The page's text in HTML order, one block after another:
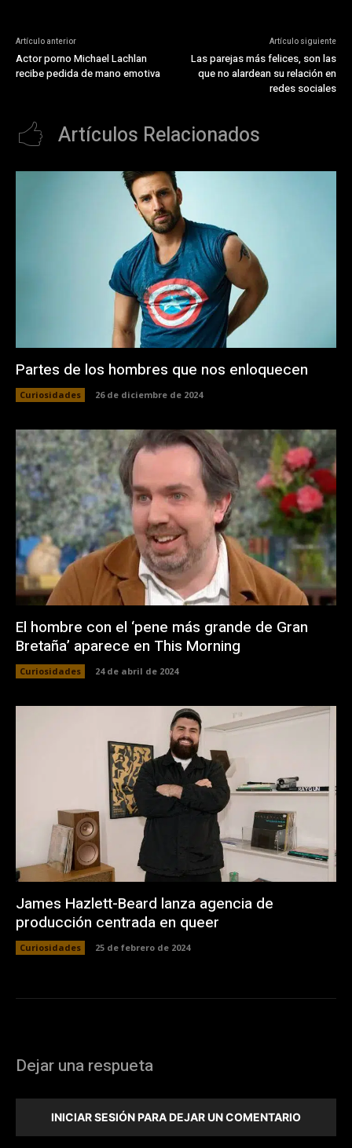
Artículo anterior
Actor porno Michael Lachlan
recibe pedida de mano emotiva
Artículo siguiente
Las parejas más felices, son las
que no alardean su relación en
redes sociales
Artículos Relacionados
Partes de los hombres que nos enloquecen
Curiosidades 26 de diciembre de 2024
El hombre con el ‘pene más grande de Gran
Bretaña’ aparece en This Morning
Curiosidades 24 de abril de 2024
James Hazlett-Beard lanza agencia de
producción centrada en queer
Curiosidades 25 de febrero de 2024
Dejar una respueta
INICIAR SESIÓN PARA DEJAR UN COMENTARIO